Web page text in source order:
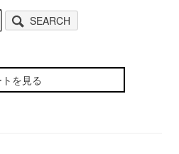
SEARCH
トを見る